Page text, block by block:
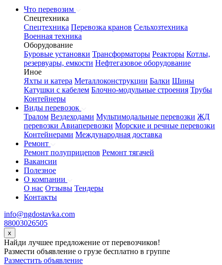
Что перевозим
Спецтехника
Спецтехника Перевозка кранов Сельхозтехника
Военная техника
Оборудование
Буровые установки Трансформаторы Реакторы Котлы,
резервуары, емкости Нефтегазовое оборудование
Иное
Яхты и катера Металлоконструкции Балки Шины
Катушки с кабелем Блочно-модульные строения Трубы
Контейнеры
Виды перевозок
Тралом Вездеходами Мультимодальные перевозки ЖД
перевозки Авиаперевозки Морские и речные перевозки
Контейнерами Международная доставка
Ремонт
Ремонт полуприцепов Ремонт тягачей
Вакансии
Полезное
О компании
О нас Отзывы Тендеры
Контакты
info@ngdostavka.com
88003026505
x
Найди лучшее предложение от перевозчиков!
Размести объявление о грузе бесплатно в группе
Разместить объявление